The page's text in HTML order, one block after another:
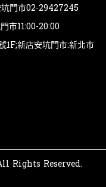
門市02-29427245
市11:00-20:00
1F;新店安坑門市:新北市
Rights Reserved.